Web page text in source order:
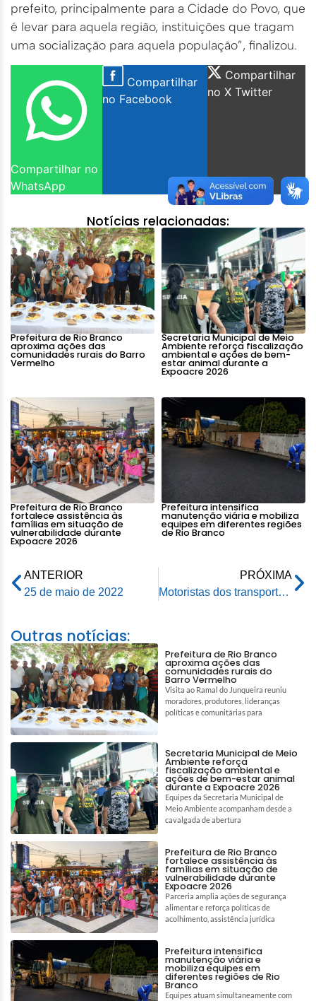
prefeito, principalmente para a Cidade do Povo, que
é levar para aquela região, instituições que tragam
uma socialização para aquela população”, finalizou.
Compartilhar no
WhatsApp
Compartilhar
no Facebook
Compartilhar
no X Twitter
Notícias relacionadas:
Prefeitura de Rio Branco
aproxima ações das
comunidades rurais do Barro
Vermelho
Secretaria Municipal de Meio
Ambiente reforça fiscalização
ambiental e ações de bem-
estar animal durante a
Expoacre 2026
Prefeitura de Rio Branco
fortalece assistência às
famílias em situação de
vulnerabilidade durante
Expoacre 2026
Prefeitura intensifica
manutenção viária e mobiliza
equipes em diferentes regiões
de Rio Branco
ANTERIOR
25 de maio de 2022
PRÓXIMA
Motoristas dos transportes coletivos agradecem à prefeitura de Rio Branco pelas atuais condições de trabalho
Outras notícias:
Prefeitura de Rio Branco
aproxima ações das
comunidades rurais do
Barro Vermelho
Visita ao Ramal do Junqueira reuniu
moradores, produtores, lideranças
políticas e comunitárias para
Secretaria Municipal de Meio
Ambiente reforça
fiscalização ambiental e
ações de bem-estar animal
durante a Expoacre 2026
Equipes da Secretaria Municipal de
Meio Ambiente acompanham desde a
cavalgada de abertura
Prefeitura de Rio Branco
fortalece assistência às
famílias em situação de
vulnerabilidade durante
Expoacre 2026
Parceria amplia ações de segurança
alimentar e reforça políticas de
acolhimento, assistência jurídica
Prefeitura intensifica
manutenção viária e
mobiliza equipes em
diferentes regiões de Rio
Branco
Equipes atuam simultaneamente com